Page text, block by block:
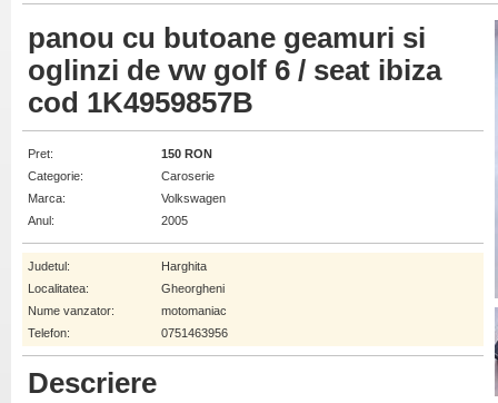
panou cu butoane geamuri si
oglinzi de vw golf 6 / seat ibiza
cod 1K4959857B
Pret:
150 RON
Categorie:
Caroserie
Marca:
Volkswagen
Anul:
2005
Judetul:
Harghita
Localitatea:
Gheorgheni
Nume vanzator:
motomaniac
Telefon:
0751463956
Descriere